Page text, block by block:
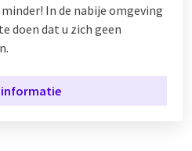
In de nabije omgeving
doen dat u zich geen
informatie